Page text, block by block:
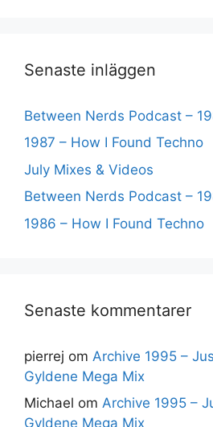
Senaste inläggen
Between Nerds Podcast –
1987 – How I Found Techno
July Mixes & Videos
Between Nerds Podcast –
1986 – How I Found Techno
Senaste kommentarer
pierrej om Archive 1995 –
Gyldene Mega Mix
Michael om Archive 1995 –
Gyldene Mega Mix